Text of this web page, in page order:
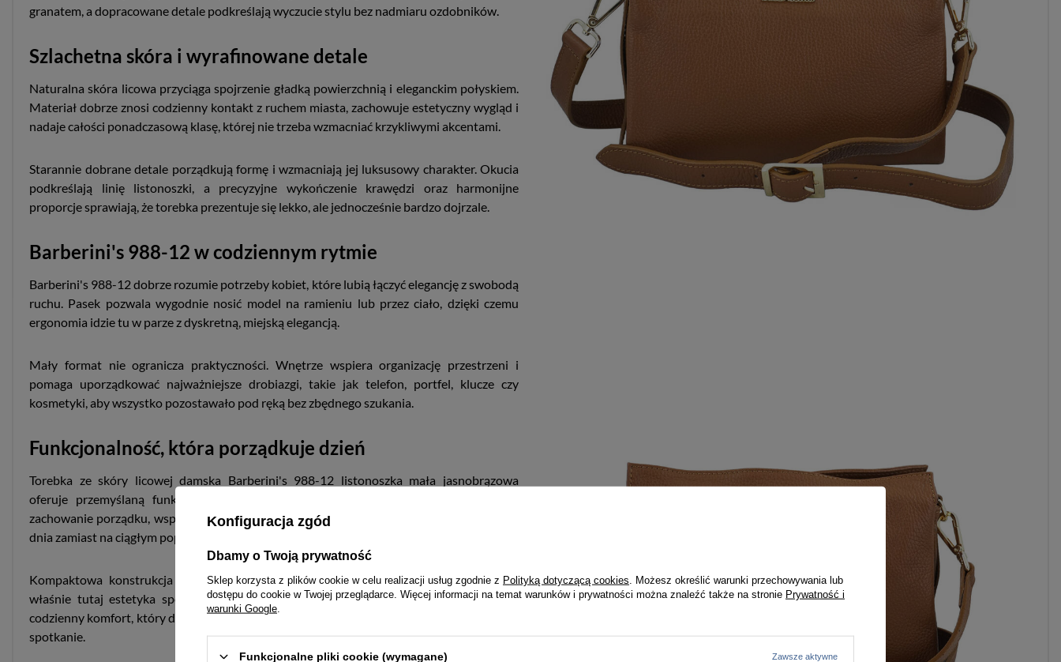
granatem, a dopracowane detale podkreślają wyczucie stylu bez nadmiaru ozdobników.
Szlachetna skóra i wyrafinowane detale
Naturalna skóra licowa przyciąga spojrzenie gładką powierzchnią i eleganckim połyskiem.
Materiał dobrze znosi codzienny kontakt z ruchem miasta, zachowuje estetyczny wygląd i
nadaje całości ponadczasową klasę, której nie trzeba wzmacniać krzykliwymi akcentami.
Starannie dobrane detale porządkują formę i wzmacniają jej luksusowy charakter. Okucia
podkreślają linię listonoszki, a precyzyjne wykończenie krawędzi oraz harmonijne
proporcje sprawiają, że torebka prezentuje się lekko, ale jednocześnie bardzo dojrzale.
Barberini's 988-12 w codziennym rytmie
Barberini's 988-12 dobrze rozumie potrzeby kobiet, które lubią łączyć elegancję z swobodą
ruchu. Pasek pozwala wygodnie nosić model na ramieniu lub przez ciało, dzięki czemu
ergonomia idzie tu w parze z dyskretną, miejską elegancją.
Mały format nie ogranicza praktyczności. Wnętrze wspiera organizację przestrzeni i
pomaga uporządkować najważniejsze drobiazgi, takie jak telefon, portfel, klucze czy
kosmetyki, aby wszystko pozostawało pod ręką bez zbędnego szukania.
Funkcjonalność, która porządkuje dzień
Torebka ze skóry licowej damska Barberini's 988-12 listonoszka mała jasnobrązowa
oferuje przemyślaną funkcjonalność zamkniętą w zgrabnej sylwetce. Model ułatwia
zachowanie porządku, wspiera szybki dostęp do zawartości i pozwala skupić się na planie
dnia zamiast na ciągłym poprawianiu dodatków.
Kompaktowa konstrukcja dobrze układa się przy sylwetce i nie obciąża stylizacji. To
właśnie tutaj estetyka spotyka ergonomię, a organizacja przestrzeni przekłada się na
codzienny komfort, który docenisz zarówno podczas spaceru po centrum, jak i w drodze na
spotkanie.
Konfiguracja zgód
Dbamy o Twoją prywatność
Sklep korzysta z plików cookie w celu realizacji usług zgodnie z Polityką dotyczącą cookies . Możesz określić warunki przechowywania lub
dostępu do cookie w Twojej przeglądarce. Więcej informacji na temat warunków i prywatności można znaleźć także na stronie Prywatność i
warunki Google
Funkcjonalne pliki cookie (wymagane) Zawsze aktywne